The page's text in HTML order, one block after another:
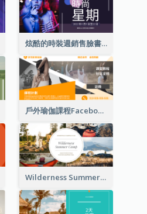
炫酷的時裝週銷售臉書廣告
戶外瑜伽課程Facebook廣告
Wilderness Summer Camp Facebook Post